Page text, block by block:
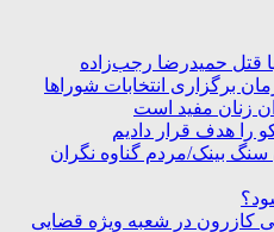
برگزاری انتخابات شوراها
زنان مفید است
را هدف قرار دادیم
سنگ بینک/مردم گناوه نگران
کازرون در شعبه ویژه قضایی